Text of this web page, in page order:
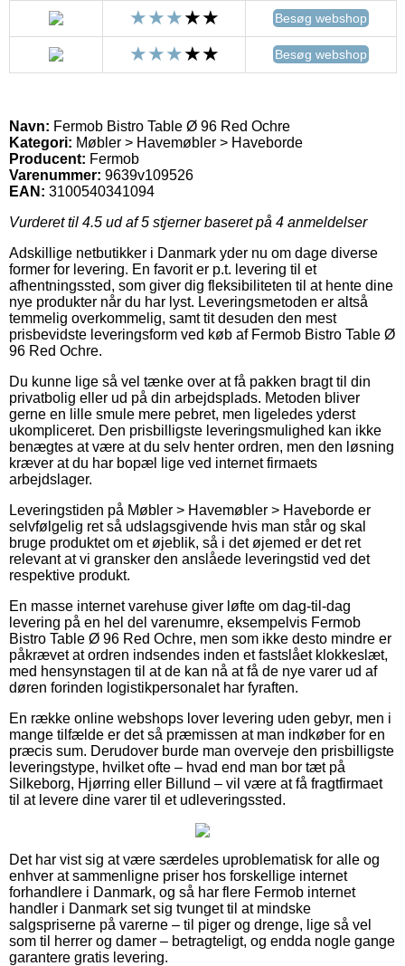
Besøg webshop
Besøg webshop
Navn: Fermob Bistro Table Ø 96 Red Ochre
Kategori: Møbler > Havemøbler > Haveborde
Producent: Fermob
Varenummer: 9639v109526
EAN: 3100540341094
Vurderet til 4.5 ud af 5 stjerner baseret på 4 anmeldelser
Adskillige netbutikker i Danmark yder nu om dage diverse
former for levering. En favorit er p.t. levering til et
afhentningssted, som giver dig fleksibiliteten til at hente dine
nye produkter når du har lyst. Leveringsmetoden er altså
temmelig overkommelig, samt tit desuden den mest
prisbevidste leveringsform ved køb af Fermob Bistro Table Ø
96 Red Ochre.
Du kunne lige så vel tænke over at få pakken bragt til din
privatbolig eller ud på din arbejdsplads. Metoden bliver
gerne en lille smule mere pebret, men ligeledes yderst
ukompliceret. Den prisbilligste leveringsmulighed kan ikke
benægtes at være at du selv henter ordren, men den løsning
kræver at du har bopæl lige ved internet firmaets
arbejdslager.
Leveringstiden på Møbler > Havemøbler > Haveborde er
selvfølgelig ret så udslagsgivende hvis man står og skal
bruge produktet om et øjeblik, så i det øjemed er det ret
relevant at vi gransker den anslåede leveringstid ved det
respektive produkt.
En masse internet varehuse giver løfte om dag-til-dag
levering på en hel del varenumre, eksempelvis Fermob
Bistro Table Ø 96 Red Ochre, men som ikke desto mindre er
påkrævet at ordren indsendes inden et fastslået klokkeslæt,
med hensynstagen til at de kan nå at få de nye varer ud af
døren forinden logistikpersonalet har fyraften.
En række online webshops lover levering uden gebyr, men i
mange tilfælde er det så præmissen at man indkøber for en
præcis sum. Derudover burde man overveje den prisbilligste
leveringstype, hvilket ofte – hvad end man bor tæt på
Silkeborg, Hjørring eller Billund – vil være at få fragtfirmaet
til at levere dine varer til et udleveringssted.
Det har vist sig at være særdeles uproblematisk for alle og
enhver at sammenligne priser hos forskellige internet
forhandlere i Danmark, og så har flere Fermob internet
handler i Danmark set sig tvunget til at mindske
salgspriserne på varerne – til piger og drenge, lige så vel
som til herrer og damer – betragteligt, og endda nogle gange
garantere gratis levering.